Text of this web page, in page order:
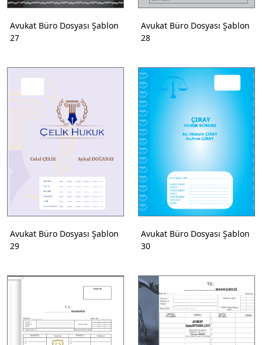
Avukat Büro Dosyası Şablon
27
Avukat Büro Dosyası Şablon
28
Avukat Büro Dosyası Şablon
29
Avukat Büro Dosyası Şablon
30